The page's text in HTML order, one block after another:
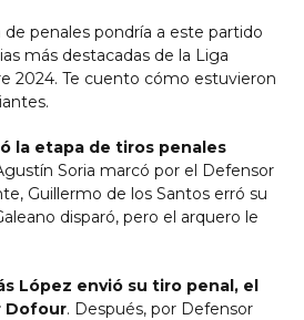
penales pondría a este partido
más destacadas de la Liga
2024. Te cuento cómo estuvieron
la etapa de tiros penales
Soria marcó por el Defensor
Guillermo de los Santos erró su
disparó, pero el arquero le
López envió su tiro penal, el
Dofour. Después, por Defensor